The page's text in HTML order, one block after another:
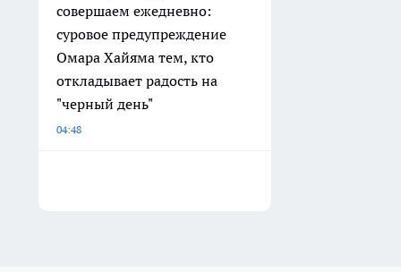
совершаем ежедневно:
суровое предупреждение
Омара Хайяма тем, кто
откладывает радость на
"черный день"
04:48